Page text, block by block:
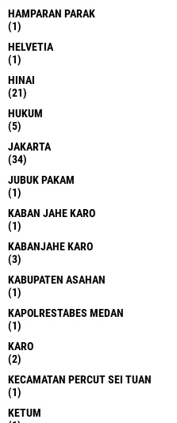
HAMPARAN PARAK
(1)
HELVETIA
(1)
HINAI
(21)
HUKUM
(5)
JAKARTA
(34)
JUBUK PAKAM
(1)
KABAN JAHE KARO
(1)
KABANJAHE KARO
(3)
KABUPATEN ASAHAN
(1)
KAPOLRESTABES MEDAN
(1)
KARO
(2)
KECAMATAN PERCUT SEI TUAN
(1)
KETUM